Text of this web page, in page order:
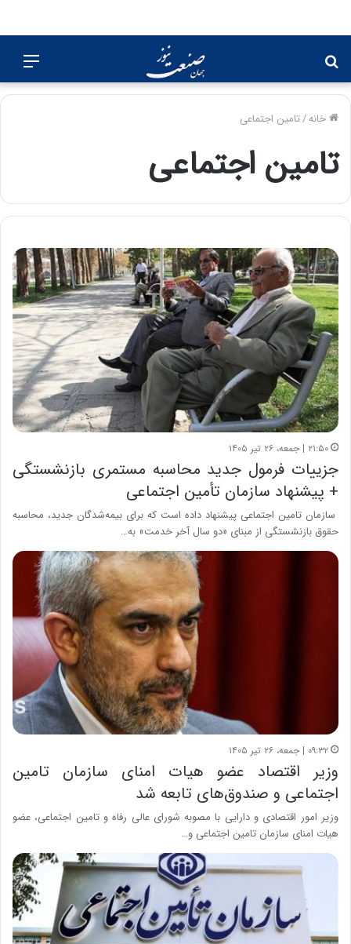
برای
خانه/تامین اجتماعی
تامین اجتماعی
۲۱:۵۰ | جمعه، ۲۶ تیر ۱۴۰۵
جزییات فرمول جدید محاسبه مستمری بازنشستگی
+ پیشنهاد سازمان تأمین اجتماعی
سازمان تامین اجتماعی پیشنهاد داده است که برای بیمه‌شدگان جدید، محاسبه
حقوق بازنشستگی از مبنای «دو سال آخر خدمت» به…
۰۹:۳۲ | جمعه، ۲۶ تیر ۱۴۰۵
وزیر اقتصاد عضو هیات امنای سازمان تامین
اجتماعی و صندوق‌های تابعه شد
وزیر امور اقتصادی و دارایی با مصوبه شورای عالی رفاه و تامین اجتماعی، عضو
هیات امنای سازمان تامین اجتماعی و…